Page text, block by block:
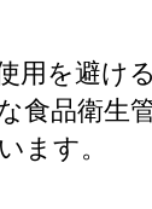
を避け
品衛生
ます。